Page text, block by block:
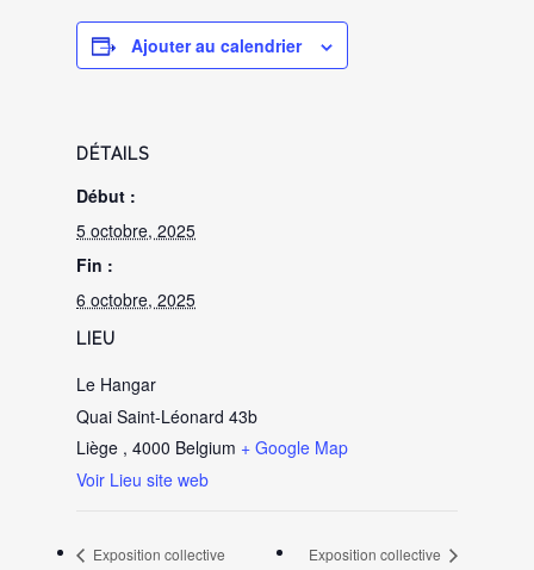
Ajouter au calendrier
DÉTAILS
Début :
5 octobre, 2025
Fin :
6 octobre, 2025
LIEU
Le Hangar
Quai Saint-Léonard 43b
Liège , 4000 Belgium + Google Map
Voir Lieu site web
Exposition collective Exposition collective